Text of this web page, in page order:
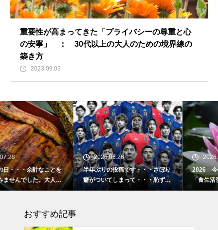
重要性が高まってきた「プライバシーの尊重と心
の安寧」 ： 30代以上の大人のための境界線の
築き方
2023.09.03
2026.06.26
半年ぶりの投稿です・・・さぼり
癖がついてしまって・・・恥ずか
しぃ～ (〃ﾉωﾉ)
2026.02.16
2026 今年初めての投稿・・
「食生活習慣の改善」が今年
ーマです。
おすすめ記事